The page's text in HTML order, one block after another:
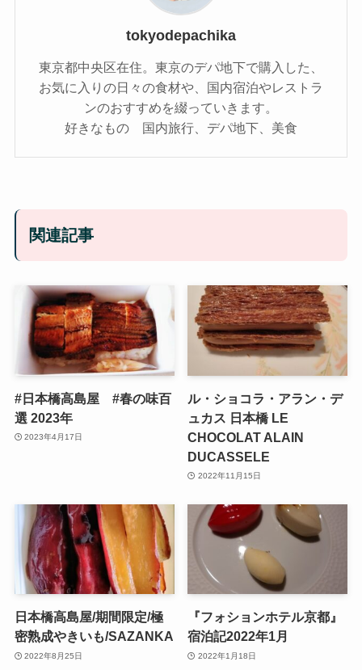
tokyodepachika
東京都中央区在住。東京のデパ地下で購入した、
お気に入りの日々の食材や、国内宿泊やレストラ
ンのおすすめを綴っていきます。
好きなもの 国内旅行、デパ地下、美食
関連記事
#日本橋高島屋 #春の味百
選 2023年
2023年4月17日
ル・ショコラ・アラン・デ
ュカス 日本橋 LE
CHOCOLAT ALAIN
DUCASSELE
2022年11月15日
日本橋高島屋/期間限定/極
密熟成やきいも/SAZANKA
2022年8月25日
『フォションホテル京都』
宿泊記2022年1月
2022年1月18日